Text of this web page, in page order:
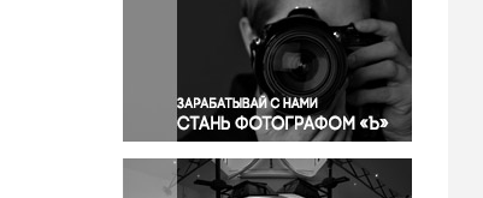
Окружающая среда
Политика
Правосудие
Происшествия и конфликты
Религия
Светская жизнь
Спорт